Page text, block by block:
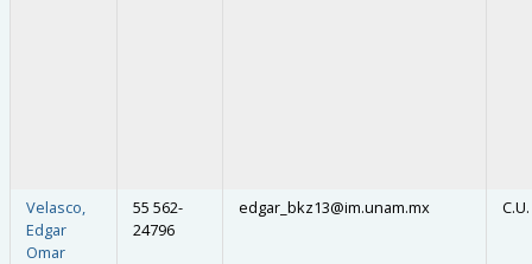
Velasco,
Edgar
Omar
55 562-
24796
edgar_bkz13@im.unam.mx C.U.